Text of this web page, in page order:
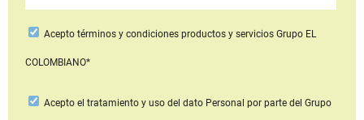
Aceptotérminos y condiciones productos y serviciosGrupo EL
COLOMBIANO*
Acepto el tratamiento y uso del dato Personal por parte del Grupo